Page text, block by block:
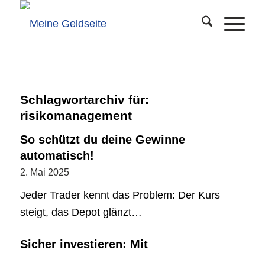
Schlagwortarchiv für:
risikomanagement
So schützt du deine Gewinne
automatisch!
2. Mai 2025
Jeder Trader kennt das Problem: Der Kurs
steigt, das Depot glänzt…
Sicher investieren: Mit